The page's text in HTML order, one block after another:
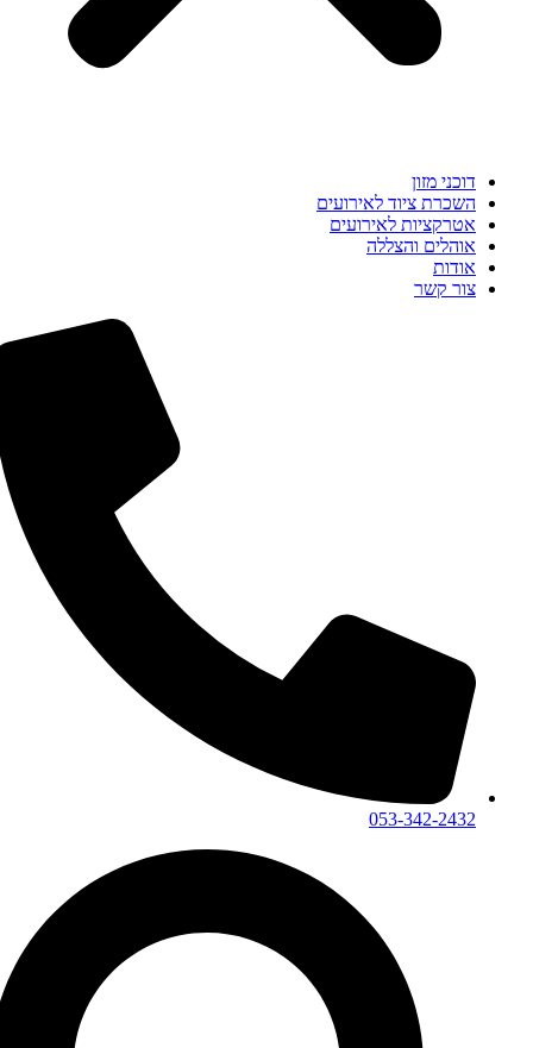
דוכני מזון
השכרת ציוד לאירועים
אטרקציות לאירועים
אוהלים והצללה
אודות
צור קשר
053-342-2432